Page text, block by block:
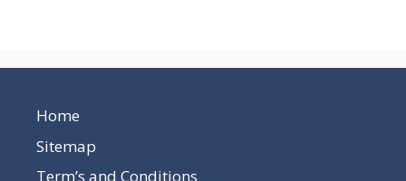
Home
Sitemap
Term’s and Conditions